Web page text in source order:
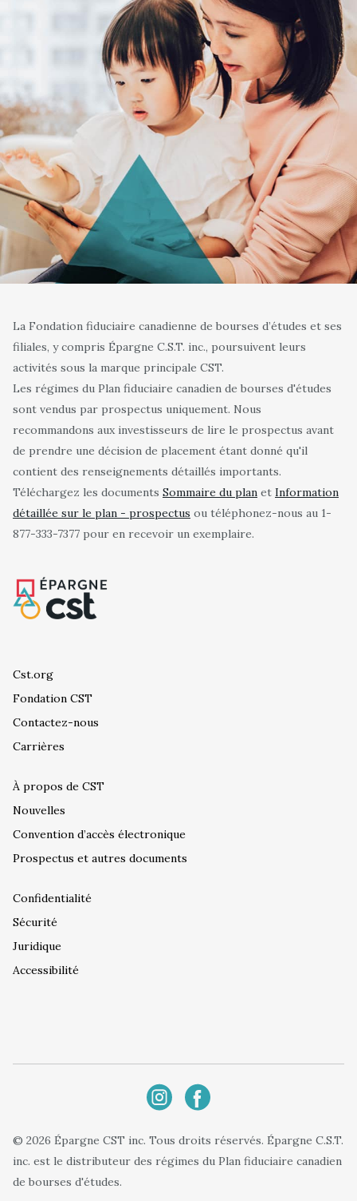
La Fondation fiduciaire canadienne de bourses d’études et ses
filiales, y compris Épargne C.S.T. inc., poursuivent leurs
activités sous la marque principale CST.
Les régimes du Plan fiduciaire canadien de bourses d'études
sont vendus par prospectus uniquement. Nous
recommandons aux investisseurs de lire le prospectus avant
de prendre une décision de placement étant donné qu'il
contient des renseignements détaillés importants.
Téléchargez les documents Sommaire du plan et Information
détaillée sur le plan - prospectus ou téléphonez-nous au 1-
877-333-7377 pour en recevoir un exemplaire.
Cst.org
Fondation CST
Contactez-nous
Carrières
À propos de CST
Nouvelles
Convention d’accès électronique
Prospectus et autres documents
Confidentialité
Sécurité
Juridique
Accessibilité
© 2026 Épargne CST inc. Tous droits réservés. Épargne C.S.T.
inc. est le distributeur des régimes du Plan fiduciaire canadien
de bourses d'études.